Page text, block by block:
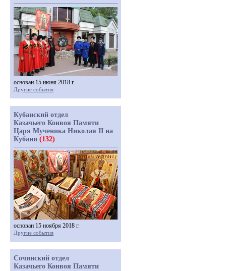
основан 15 июня 2018 г.
Другие события
Кубанский отдел
Казачьего Конвоя Памяти
Царя Мученика Николая II на
Кубани (132)
основан 15 ноября 2018 г.
Другие события
Сочинский отдел
Казачьего Конвоя Памяти